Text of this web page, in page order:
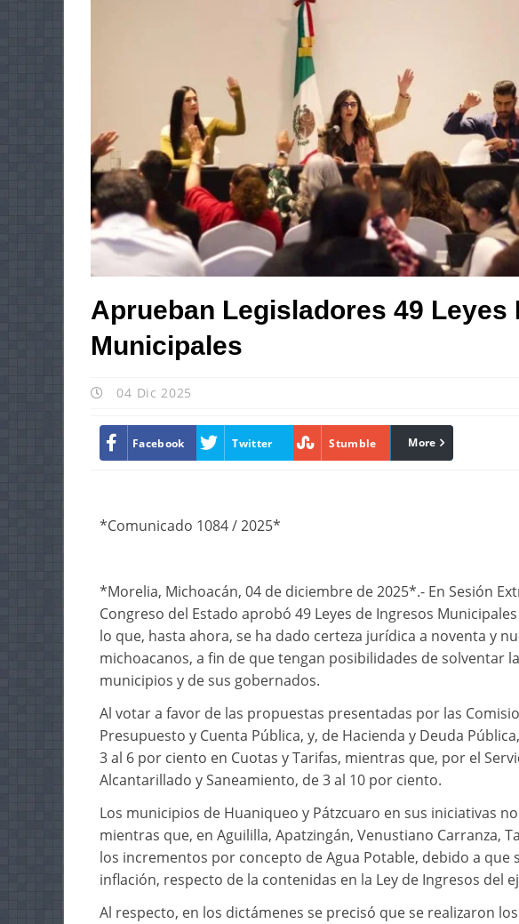
Aprueban Legisladores 49 Leyes
Municipales
04 Dic 2025
Facebook Twitter Stumble linkedin
More
*Comunicado 1084 / 2025*
*Morelia, Michoacán, 04 de diciembre de 2025*.- En Sesión
Congreso del Estado aprobó 49 Leyes de Ingresos
lo que, hasta ahora, se ha dado certeza jurídica a noventa y
michoacanos, a fin de que tengan posibilidades de solventar
municipios y de sus gobernados.
Al votar a favor de las propuestas presentadas por las
Presupuesto y Cuenta Pública, y, de Hacienda y Deuda
3 al 6 por ciento en Cuotas y Tarifas, mientras que, por el
Alcantarillado y Saneamiento, de 3 al 10 por ciento.
Los municipios de Huaniqueo y Pátzcuaro en sus iniciativas
mientras que, en Aguililla, Apatzingán, Venustiano Carranza,
los incrementos por concepto de Agua Potable, debido a
inflación, respecto de la contenidas en la Ley de Ingresos del
Al respecto, en los dictámenes se precisó que se realizaron